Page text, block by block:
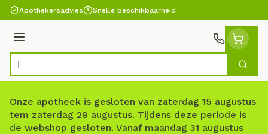
Ga naar de inhoud
Apothekersadvies Snelle beschikbaarheid
Menu
Product, merk, categorie... Zoek
Onze apotheek is gesloten van zaterdag 15 augustus
tem zaterdag 29 augustus. Tijdens deze periode is
de webshop gesloten. Vanaf maandag 31 augustus